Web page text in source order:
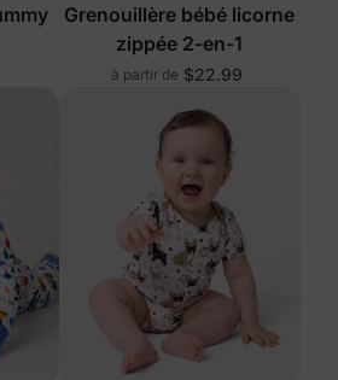
Grenouillère bébé licorne
zippée 2-en-1
à partir de $22.99